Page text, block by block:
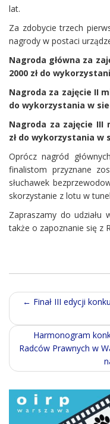
lat.
Za zdobycie trzech
nagrody w postaci
Nagroda główna za
2000 zł do
Nagroda za zajęcie II
do wykorzystania w
Nagroda za zajęcie III
zł do wykorzystania w
Oprócz nagród
finalistom przyznane
słuchawek
skorzystanie z lotu w
Zapraszamy do udziału
także o zapoznanie się z
Post
← Finał III edycji
Harmonogram
Radców Prawnych w